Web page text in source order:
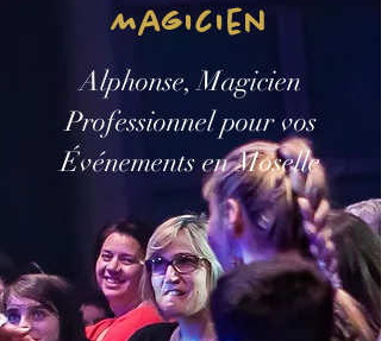
Magicien
Alphonse, Magicien
Professionnel pour vos
Événements en Moselle